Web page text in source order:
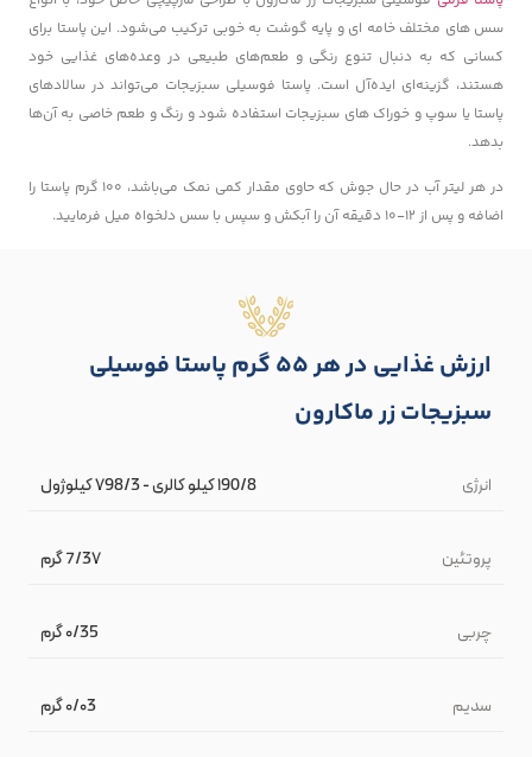
سس های مختلف خامه ای و پایه گوشت به خوبی ترکیب می‌شود. این پاستا برای
کسانی که به دنبال تنوع رنگی و طعم‌های طبیعی در وعده‌های غذایی خود
هستند، گزینه‌ای ایده‌آل است. پاستا فوسیلی سبزیجات می‌تواند در سالادهای
پاستا یا سوپ‌ و خوراک های سبزیجات استفاده شود و رنگ و طعم خاصی به آن‌ها
بدهد.
در هر لیتر آب در حال جوش که حاوی مقدار کمی نمک می‌باشد، ۱۰۰ گرم پاستا را
اضافه و پس از ۱۲-۱۰ دقیقه آن را آبکش و سپس با سس دلخواه میل فرمایید.
ارزش غذایی در هر 55 گرم پاستا فوسیلی
سبزیجات زر ماکارون
انرژی ۱90/8 کیلو کالری - ۷98/3 کیلوژول
پروتئین 7/3۷ گرم
چربی ۰/35 گرم
سدیم ۰/۰3 گرم